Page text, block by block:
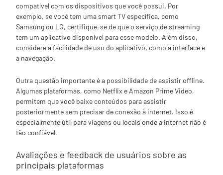
compatível com os dispositivos que você possui. Por
exemplo, se você tem uma smart TV específica, como
Samsung ou LG, certifique-se de que o serviço de streaming
tem um aplicativo disponível para esse modelo. Além disso,
considere a facilidade de uso do aplicativo, como a interface e
a navegação.
Outra questão importante é a possibilidade de assistir offline.
Algumas plataformas, como Netflix e Amazon Prime Video,
permitem que você baixe conteúdos para assistir
posteriormente sem precisar de conexão à internet. Isso é
especialmente útil para viagens ou locais onde a internet não é
tão confiável.
Avaliações e feedback de usuários sobre as
principais plataformas